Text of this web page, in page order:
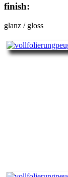
finish:
glanz / gloss